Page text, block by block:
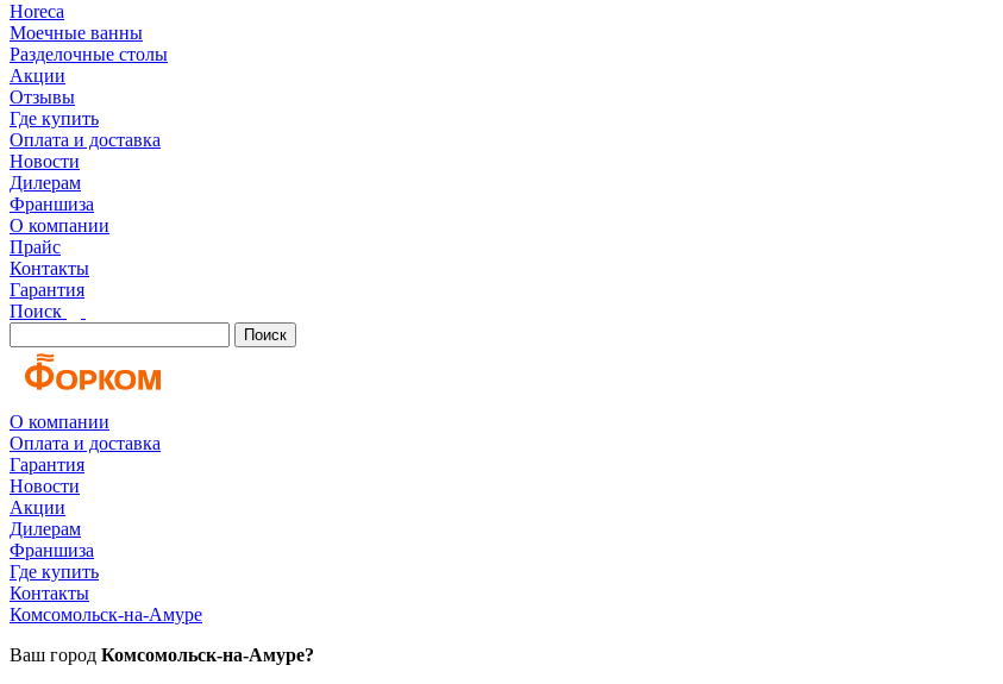
Horeca
Моечные ванны
Разделочные столы
Акции
Отзывы
Где купить
Оплата и доставка
Новости
Дилерам
Франшиза
О компании
Прайс
Контакты
Гарантия
Поиск
Поиск
О компании
Оплата и доставка
Гарантия
Новости
Акции
Дилерам
Франшиза
Где купить
Контакты
Комсомольск-на-Амуре
Ваш город Комсомольск-на-Амуре?